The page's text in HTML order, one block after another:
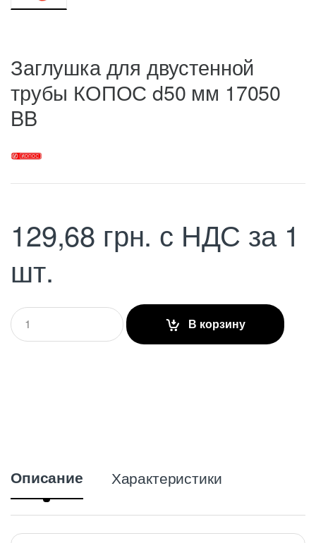
Заглушка для двустенной
трубы КОПОС d50 мм 17050
BB
129,68 грн. с НДС за 1
шт.
Q
u
a
В корзину
Описание Характеристики